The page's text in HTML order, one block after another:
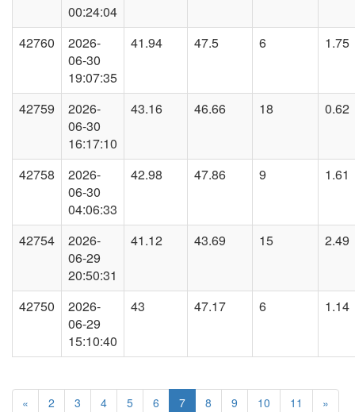
00:24:04
42760
2026-
06-30
19:07:35
41.94 47.5 6 1.75
42759
2026-
06-30
16:17:10
43.16 46.66 18 0.62
42758
2026-
06-30
04:06:33
42.98 47.86 9 1.61
42754
2026-
06-29
20:50:31
41.12 43.69 15 2.49
42750
2026-
06-29
15:10:40
43 47.17 6 1.14
« 2 3 4 5 6 7 8 9 10 11 »